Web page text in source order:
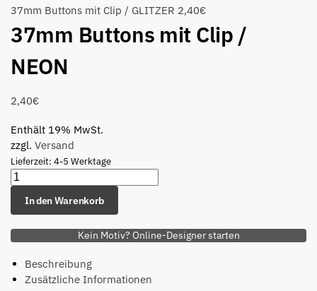
37mm Buttons mit Clip / GLITZER 2,40€
37mm Buttons mit Clip /
NEON
2,40€
Enthält 19% MwSt.
zzgl. Versand
Lieferzeit: 4-5 Werktage
In den Warenkorb
Kein Motiv? Online-Designer starten
Beschreibung
Zusätzliche Informationen